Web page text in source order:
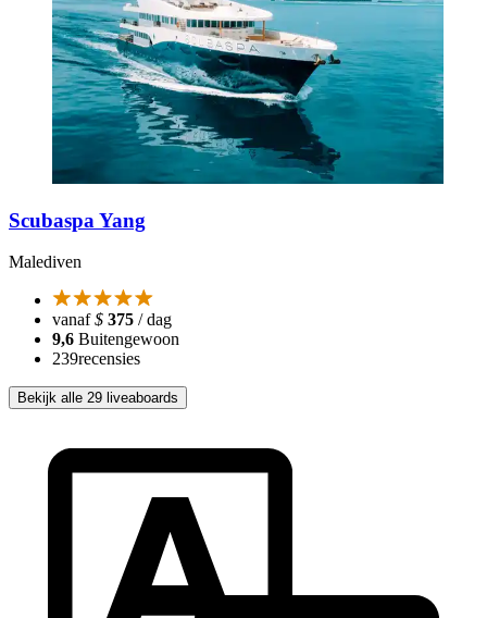
Scubaspa Yang
Malediven
vanaf$ 375 / dag
9,6 Buitengewoon
239recensies
Bekijk alle 29 liveaboards